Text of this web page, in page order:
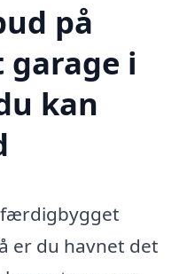
på
i
kan
færdigbygget
er du havnet det